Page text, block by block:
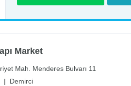
Market
Mah. Menderes Bulvarı 11
| Demirci